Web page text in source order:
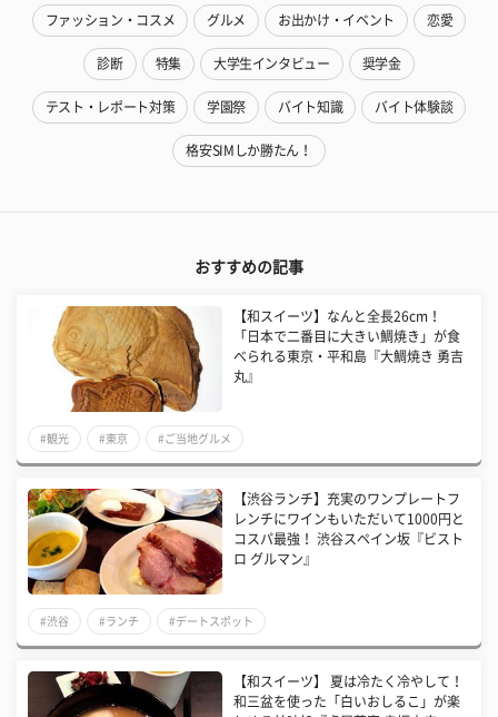
ファッション・コスメ グルメ お出かけ・イベント 恋愛
診断 特集 大学生インタビュー 奨学金
テスト・レポート対策 学園祭 バイト知識 バイト体験談
格安SIMしか勝たん！
おすすめの記事
【和スイーツ】なんと全長26cm！
「日本で二番目に大きい鯛焼き」が食
べられる東京・平和島『大鯛焼き 勇吉
丸』
#観光 #東京 #ご当地グルメ
【渋谷ランチ】充実のワンプレートフ
レンチにワインもいただいて1000円と
コスパ最強！ 渋谷スペイン坂『ビスト
ロ グルマン』
#渋谷 #ランチ #デートスポット
【和スイーツ】 夏は冷たく冷やして！
和三盆を使った「白いおしるこ」が楽